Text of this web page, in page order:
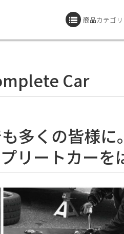
商品カテゴリ
Car
多くの皆様に。
リートカーを